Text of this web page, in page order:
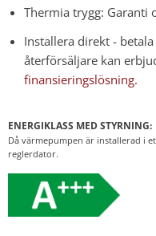
Thermia trygg: Garanti
Installera direkt -
återförsäljare kan
finansieringslösning.
ENERGIKLASS MED STYRNING:
Då värmepumpen är installerad i
reglerdator.